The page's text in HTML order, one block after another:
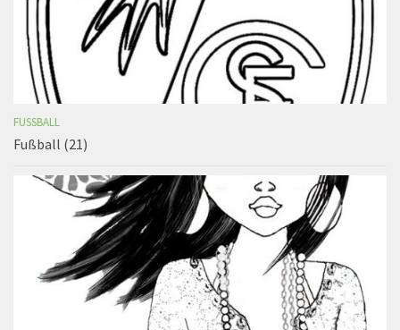
FUSSBALL
Fußball (21)